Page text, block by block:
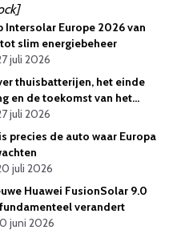
Intersolar Europe 2026 van
slim energiebeheer
juli 2026
thuisbatterijen, het einde
en de toekomst van het
juli 2026
precies de auto waar Europa
juli 2026
Huawei FusionSolar 9.0
verandert
juni 2026